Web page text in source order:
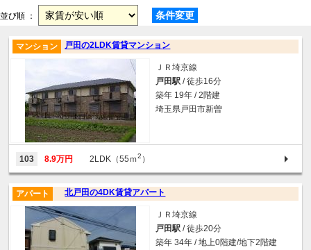
並び順 ： 条件変更
戸田の2LDK賃貸マンション
マンション
ＪＲ埼京線
戸田駅 / 徒歩16分
築年 19年 / 2階建
埼玉県戸田市新曽
103 8.9万円 2LDK（55ｍ2 ）
北戸田の4DK賃貸アパート
アパート
ＪＲ埼京線
戸田駅 / 徒歩20分
築年 34年 / 地上0階建/地下2階建